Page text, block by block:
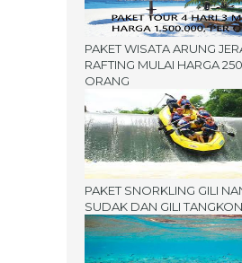
PAKET WISATA ARUNG
RAFTING MULAI HARGA
ORANG
PAKET SNORKLING GILI
SUDAK DAN GILI